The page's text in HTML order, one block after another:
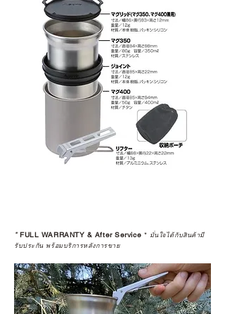
*FULL WARRANTY & After Service * มั่นใจได้กับสินค้ามี
รับประกัน พร้อมบริการหลังการขาย